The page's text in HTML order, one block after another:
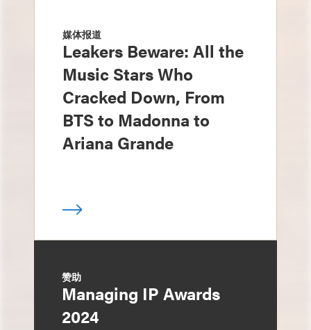
媒体报道
Leakers Beware: All the
Music Stars Who
Cracked Down, From
BTS to Madonna to
Ariana Grande
赞助
Managing IP Awards
2024